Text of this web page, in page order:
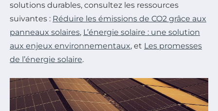
solutions durables, consultez les ressources
suivantes : Réduire les émissions de CO2 grâce aux
panneaux solaires, L’énergie solaire : une solution
aux enjeux environnementaux, et Les promesses
de l’énergie solaire.